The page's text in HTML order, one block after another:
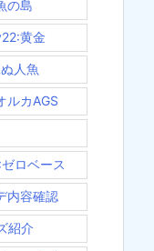
の島
黄金
人魚
ルカAGS
ロベース
内容確認
紹介